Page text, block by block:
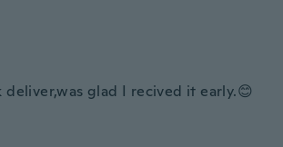
deliver,was glad I recived it early.😊